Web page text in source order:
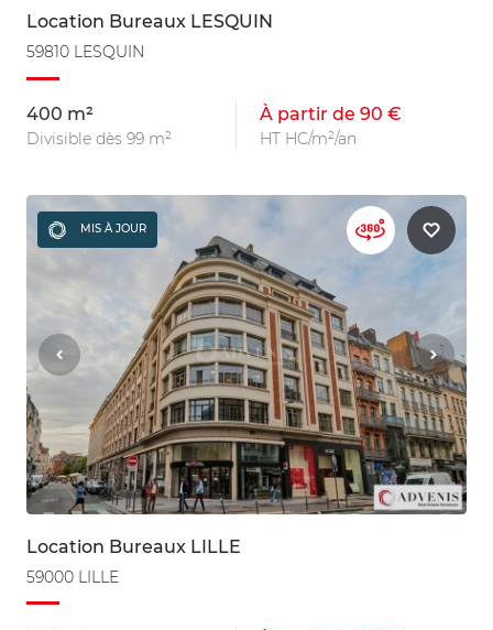
Location Bureaux LESQUIN
59810 LESQUIN
400 m²
Divisible dès 99 m²
À partir de 90 €
HT HC/m²/an
MIS À JOUR
Location Bureaux LILLE
59000 LILLE